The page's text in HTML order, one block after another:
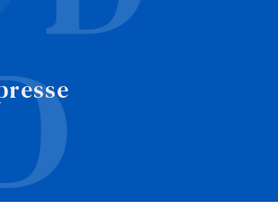
Recherche de personnes
EN
Omnivox